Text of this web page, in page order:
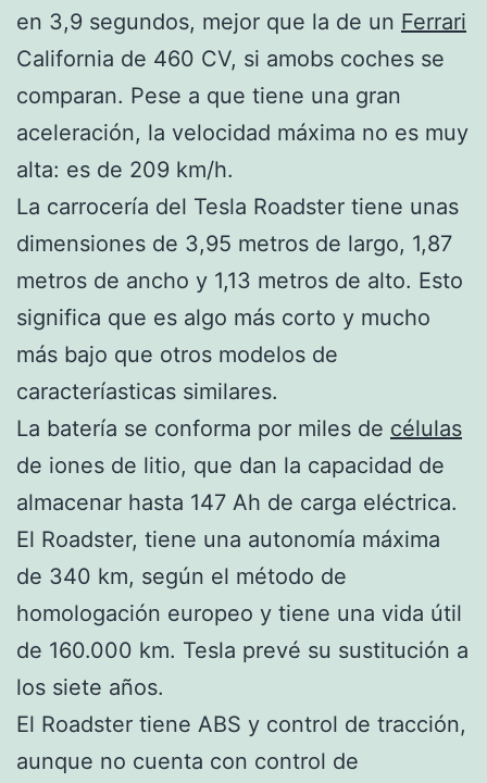
en 3,9 segundos, mejor que la de un Ferrari
California de 460 CV, si amobs coches se
comparan. Pese a que tiene una gran
aceleración, la velocidad máxima no es muy
alta: es de 209 km/h.
La carrocería del Tesla Roadster tiene unas
dimensiones de 3,95 metros de largo, 1,87
metros de ancho y 1,13 metros de alto. Esto
significa que es algo más corto y mucho
más bajo que otros modelos de
caracteríasticas similares.
La batería se conforma por miles de células
de iones de litio, que dan la capacidad de
almacenar hasta 147 Ah de carga eléctrica.
El Roadster, tiene una autonomía máxima
de 340 km, según el método de
homologación europeo y tiene una vida útil
de 160.000 km. Tesla prevé su sustitución a
los siete años.
El Roadster tiene ABS y control de tracción,
aunque no cuenta con control de